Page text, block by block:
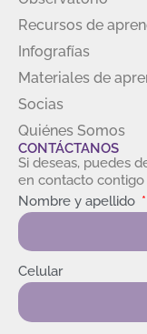
Recursos de
Infografías
Materiales de
Socias
Quiénes Somos
CONTÁCTANOS
Si deseas, puedes
en contacto contigo
Nombre y apellido
Celular